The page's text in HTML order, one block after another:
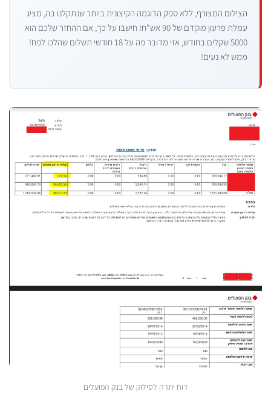
הצילום המצורף, ללא ספק הדוגמה הקיצונית ביותר שנתקלנו בה, מציג
עמלת פרעון מוקדם של 90 אש"ח! חישבו על כך, אם ההחזר שלכם הוא
5000 שקלים בחודש, אזי מדובר פה על 18 חודשי תשלום שהלכו לפח!
ממש לא נעים!
דוח יתרה לסילוק של בנק הפועלים